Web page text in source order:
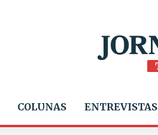
COLUNAS ENTREVISTAS